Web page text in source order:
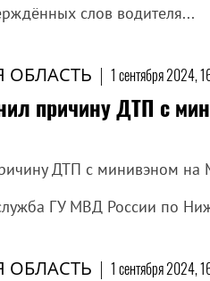
слов водителя...
ОБЛАСТЬ | 1 сентября 2024,
причину ДТП с
ДТП с минивэном
ГУ МВД России по
ОБЛАСТЬ | 1 сентября 2024,